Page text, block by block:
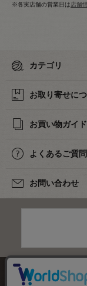
※各実店舗の営業日は 店舗
カテゴリ
お取り寄せに
お買い物ガイド
よくあるご質問
お問い合わせ
株式